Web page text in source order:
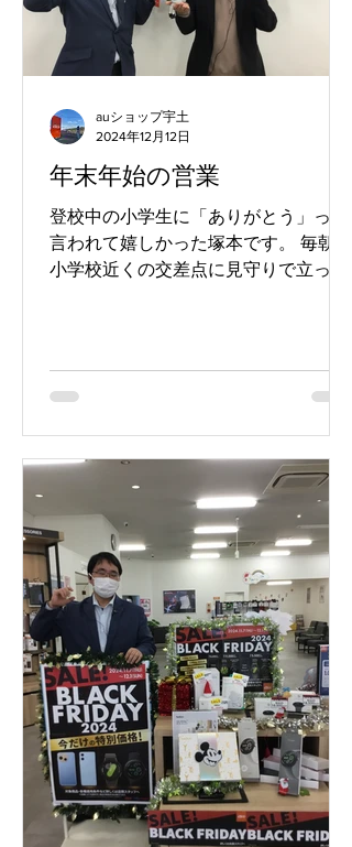
年末年始の営業
登校中の小学生に「ありがとう」って
言われて嬉しかった塚本です。 毎朝、
小学校近くの交差点に見守りで立って
る大切さや嬉しさを改めて感じまし
た。こちらこそ、伝えてくれてありが
auショップ宇土
2024年12月12日